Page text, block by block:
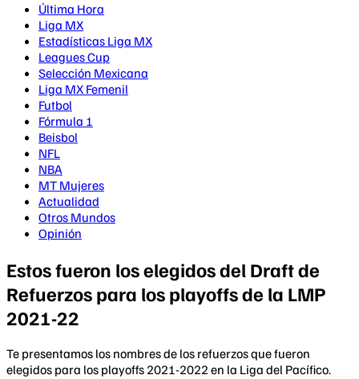
Última Hora
Liga MX
Estadísticas Liga MX
Leagues Cup
Selección Mexicana
Liga MX Femenil
Futbol
Fórmula 1
Beisbol
NFL
NBA
MT Mujeres
Actualidad
Otros Mundos
Opinión
Estos fueron los elegidos del Draft de
Refuerzos para los playoffs de la LMP
2021-22
Te presentamos los nombres de los refuerzos que fueron
elegidos para los playoffs 2021-2022 en la Liga del Pacífico.